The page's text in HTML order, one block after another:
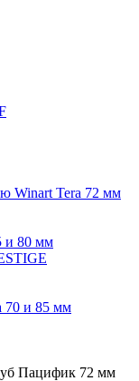
Winart Tera 72 мм
и 80 мм
70 и 85 мм
Пацифик 72 мм